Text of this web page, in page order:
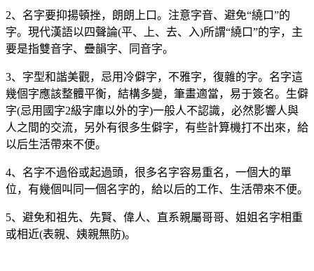
2、名字要抑揚頓挫，朗朗上口。注意字音、避免“繞口”的
字。現代漢語以四聲論(平、上、去、入)所謂“繞口”的字，主
要是指雙音字、疊韻字、同音字。
3、字型和諧美觀，忌用冷僻字，不雅字，復雜的字。名字這
幾個字應該整體平衡，結構多變，筆畫適當，易于簽名。生僻
字(忌用國字2級字庫以外的字)一般人不認識，必然影響人與
人之間的交流，另外有很多生僻字，有些計算機打不出來，給
以后生活帶來不便。
4、名字不過俗或起過頭，很多名字容易重名，一個大的單
位，有幾個叫同一個名字的，給以后的工作、生活帶來不便。
5、避免和祖先、先賢、偉人、直系親屬哥哥、姐姐名字相重
或相近(表親、姨親無防)。